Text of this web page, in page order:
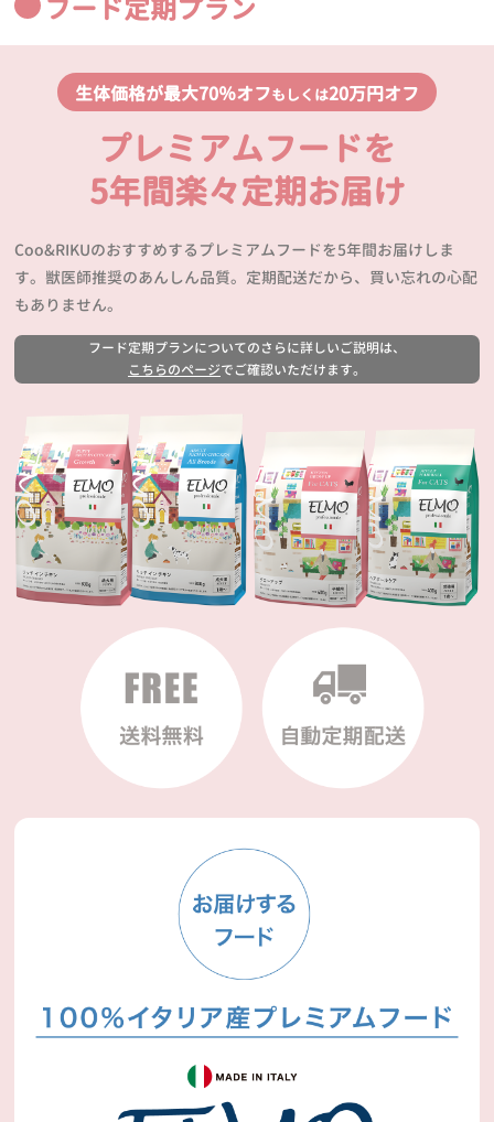
フード定期プラン
生体価格が最大70％オフもしくは20万円オフ
プレミアムフードを
5年間楽々定期お届け
Coo&RIKUのおすすめするプレミアムフードを5年間お届けしま
す。獣医師推奨のあんしん品質。定期配送だから、買い忘れの心配
もありません。
フード定期プランについてのさらに詳しいご説明は、
こちらのページでご確認いただけます。